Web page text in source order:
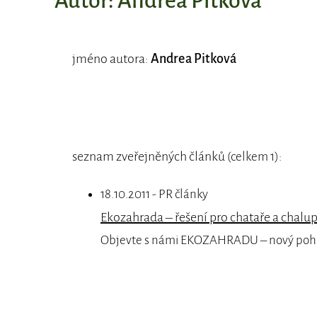
jméno autora: Andrea Pitková
seznam zveřejněných článků (celkem 1):
18.10.2011 - PR články
Ekozahrada – řešení pro chataře a
Objevte s námi EKOZAHRADU – nový